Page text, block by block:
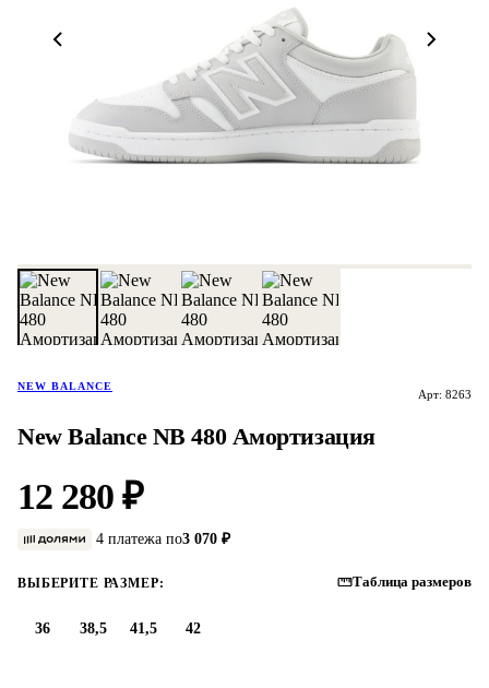
NEW BALANCE
Арт: 8263
New Balance NB 480 Амортизация
12 280 ₽
4 платежа по3 070 ₽
ВЫБЕРИТЕ РАЗМЕР: Таблица размеров
36 38,5 41,5 42